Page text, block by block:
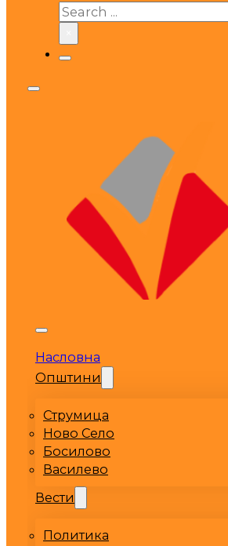
Search
Насловна
Општини
Струмица
Ново Село
Босилово
Василево
Вести
Политика